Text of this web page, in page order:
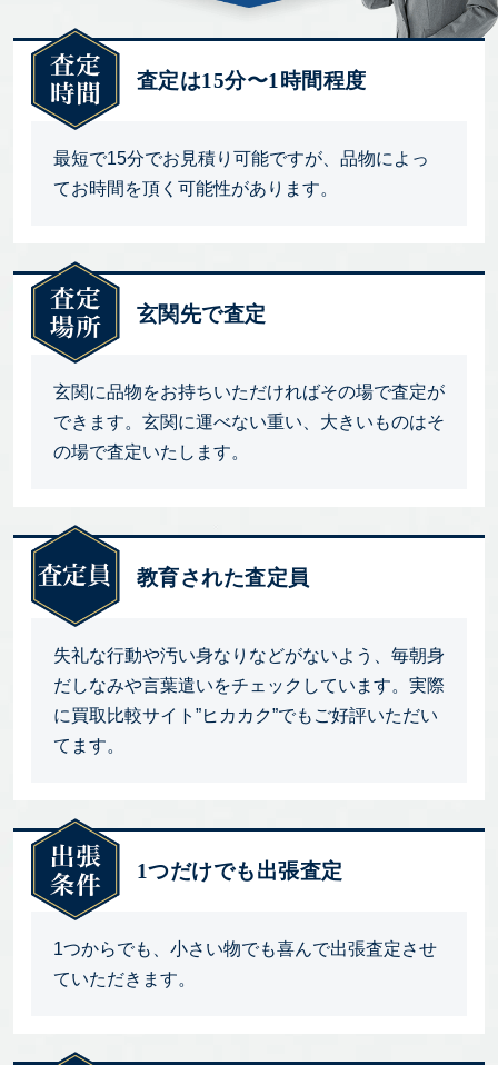
査定は15分〜1時間程度
最短で15分でお見積り可能ですが、品物によっ
てお時間を頂く可能性があります。
玄関先で査定
玄関に品物をお持ちいただければその場で査定が
できます。玄関に運べない重い、大きいものはそ
の場で査定いたします。
教育された査定員
失礼な行動や汚い身なりなどがないよう、毎朝身
だしなみや言葉遣いをチェックしています。実際
に買取比較サイト”ヒカカク”でもご好評いただい
てます。
1つだけでも出張査定
1つからでも、小さい物でも喜んで出張査定させ
ていただきます。